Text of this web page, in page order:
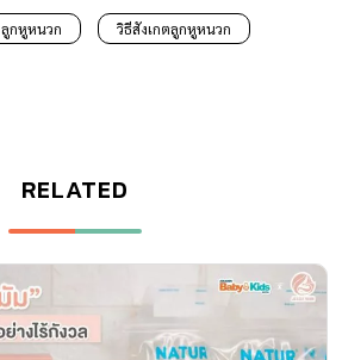
ลูกหูหนวก วิธีสังเกตลูกหูหนวก
RELATED